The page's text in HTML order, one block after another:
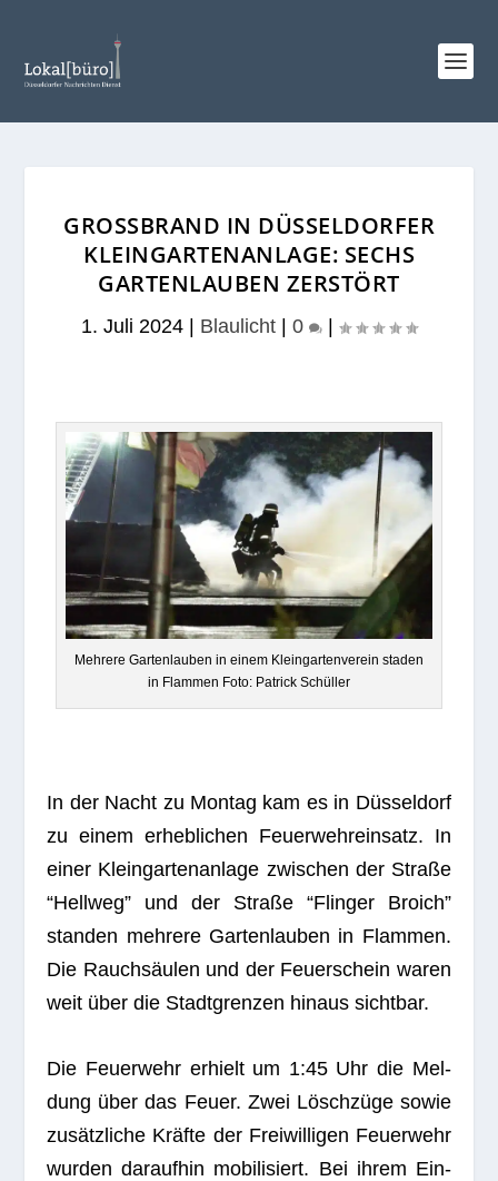
GROSSBRAND IN DÜSSELDORFER K
LEINGARTENANLAGE: SECHS G
ARTENLAUBEN ZERSTÖRT
1. Juli 2024 Blaulicht 0
Meh­rere Gar­ten­lau­ben in einem Klein­gar­ten­ver­ein sta­den
in Flam­men Foto: Patrick Schüller
In der Nacht zu Mon­tag kam es in Düs­sel­dorf
zu einem erheb­li­chen Feu­er­wehr­ein­satz. In
einer Klein­gar­ten­an­lage zwi­schen der Straße
“Hell­weg” und der Straße “Flin­ger Broich”
stan­den meh­rere Gar­ten­lau­ben in Flam­men.
Die Rauch­säu­len und der Feu­er­schein waren
weit über die Stadt­gren­zen hin­aus sichtbar.
Die Feu­er­wehr erhielt um 1:45 Uhr die Mel­
dung über das Feuer. Zwei Lösch­züge sowie
zusätz­li­che Kräfte der Frei­wil­li­gen Feu­er­wehr
wur­den dar­auf­hin mobi­li­siert. Bei ihrem Ein­